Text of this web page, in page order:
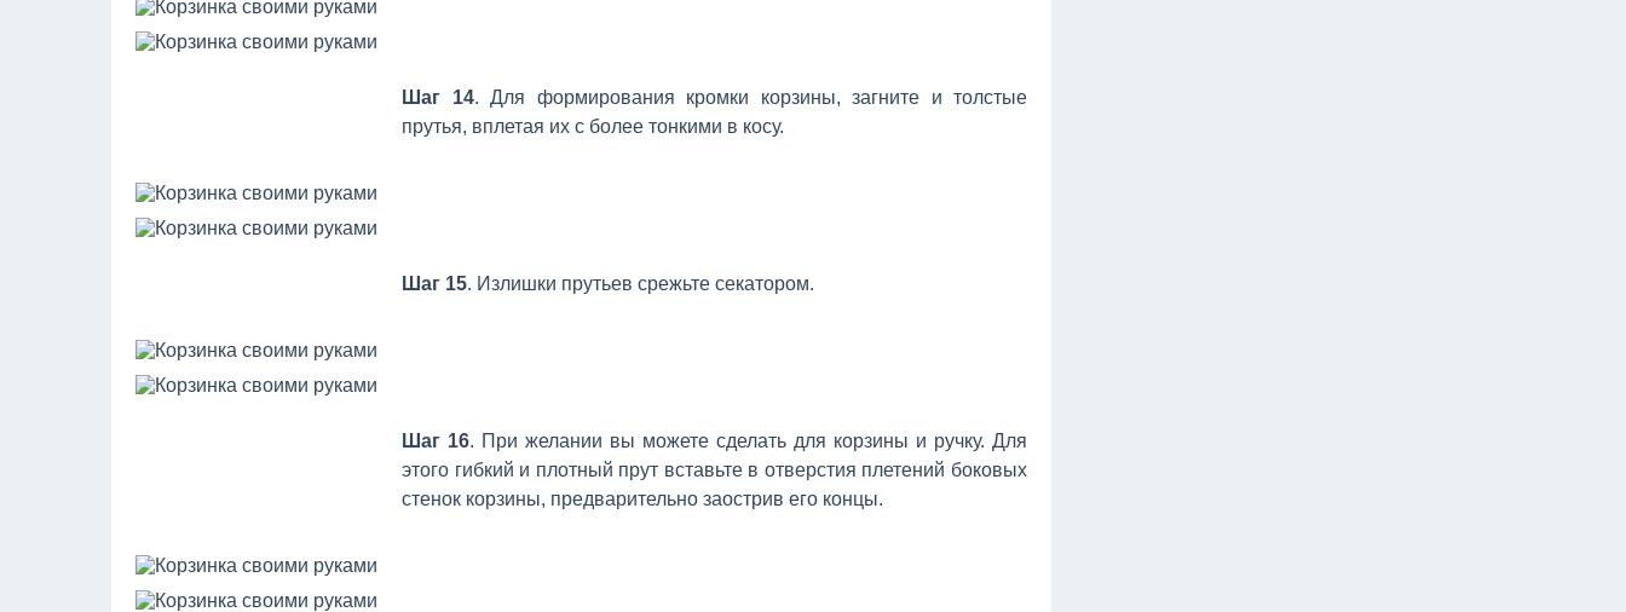
Шаг 14. Для формирования кромки корзины, загните и толстые
прутья, вплетая их с более тонкими в косу.
Шаг 15. Излишки прутьев срежьте секатором.
Шаг 16. При желании вы можете сделать для корзины и ручку. Для
этого гибкий и плотный прут вставьте в отверстия плетений боковых
стенок корзины, предварительно заострив его концы.